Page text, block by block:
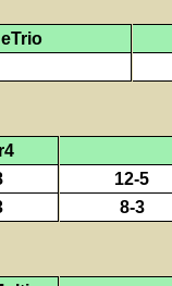
eTrio
12-5
8-3